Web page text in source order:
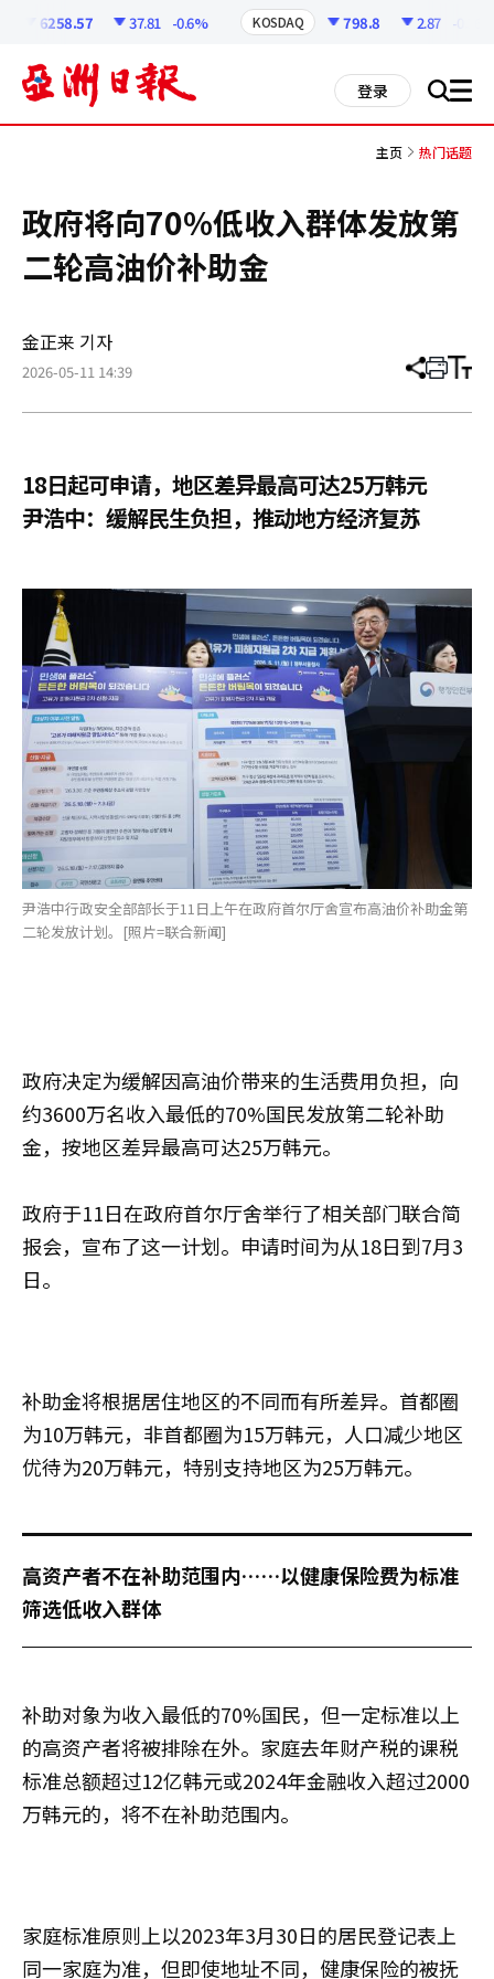
6258.57 37.81 -0.6% KOSDAQ 798.8 2.87 -0.36%
登录 搜 all
主页 热门话题
政府将向70%低收入群体发放第
二轮高油价补助金
金正来 기자
2026-05-11 14:39 分
章
打 调
小
18日起可申请，地区差异最高可达25万韩元
尹浩中：缓解民生负担，推动地方经济复苏
尹浩中行政安全部部长于11日上午在政府首尔厅舍宣布高油价补助金第
二轮发放计划。[照片=联合新闻]
政府决定为缓解因高油价带来的生活费用负担，向
约3600万名收入最低的70%国民发放第二轮补助
金，按地区差异最高可达25万韩元。
政府于11日在政府首尔厅舍举行了相关部门联合简
报会，宣布了这一计划。申请时间为从18日到7月3
日。
补助金将根据居住地区的不同而有所差异。首都圈
为10万韩元，非首都圈为15万韩元，人口减少地区
优待为20万韩元，特别支持地区为25万韩元。
高资产者不在补助范围内……以健康保险费为标准
筛选低收入群体
补助对象为收入最低的70%国民，但一定标准以上
的高资产者将被排除在外。家庭去年财产税的课税
标准总额超过12亿韩元或2024年金融收入超过2000
万韩元的，将不在补助范围内。
家庭标准原则上以2023年3月30日的居民登记表上
同一家庭为准，但即使地址不同，健康保险的被抚